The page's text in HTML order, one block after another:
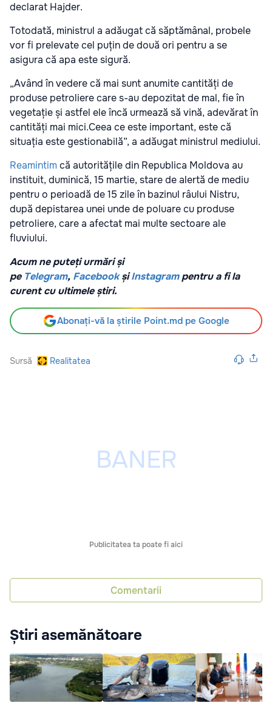
declarat Hajder.
Totodată, ministrul a adăugat că săptămânal, probele
vor fi prelevate cel puțin de două ori pentru a se
asigura că apa este sigură.
„Având în vedere că mai sunt anumite cantități de
produse petroliere care s-au depozitat de mal, fie în
vegetație și astfel ele încă urmează să vină, adevărat în
cantități mai mici.Ceea ce este important, este că
situația este gestionabilă”, a adăugat ministrul mediului.
Reamintim că autoritățile din Republica Moldova au
instituit, duminică, 15 martie, stare de alertă de mediu
pentru o perioadă de 15 zile în bazinul râului Nistru,
după depistarea unei unde de poluare cu produse
petroliere, care a afectat mai multe sectoare ale
fluviului.
Acum ne puteți urmări și
pe Telegram, Facebook șiInstagrampentru a fi la
curent cu ultimele știri.
Abonați-vă la știrile Point.md pe Google
Sursă Realitatea
Publicitatea ta poate fi aici
Comentarii
Știri asemănătoare